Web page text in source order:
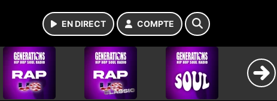
EN DIRECT COMPTE